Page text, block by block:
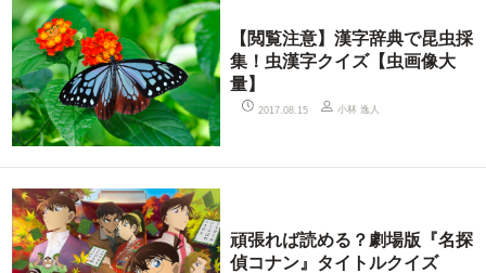
【閲覧注意】漢字辞典で昆虫採
集！虫漢字クイズ【虫画像大
量】
2017.08.15 小林 逸人
頑張れば読める？劇場版『名探
偵コナン』タイトルクイズ